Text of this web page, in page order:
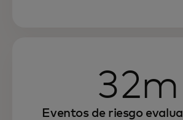
32m
Eventos de riesgo